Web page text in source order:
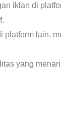
iklan di
platform lain,
yang